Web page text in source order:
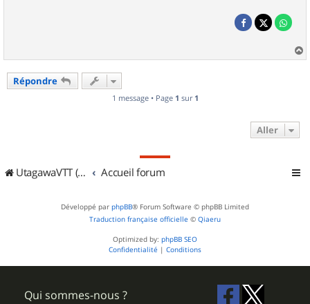
a
Répondre
1 message • Page 1 sur 1
Aller
UtagawaVTT (Randos VTT et VTTAE avec traces GPS) Accueil forum
Développé par phpBB® Forum Software © phpBB Limited
Traduction française officielle © Qiaeru
Optimized by: phpBB SEO
Confidentialité | Conditions
Qui sommes-nous ?